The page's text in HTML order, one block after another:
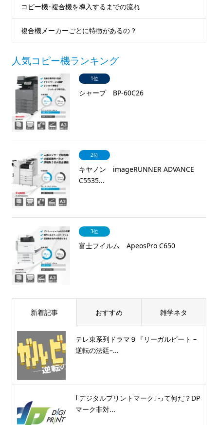
コピー機･複合機を導入するまでの流れ
複合機メーカーごとに特徴があるの？
人気コピー機ランキング
1位
シャープ BP-60C26
2位
キヤノン imageRUNNER ADVANCE
C5535...
3位
富士フイルム ApeosPro C650
新着記事 おすすめ 雑学ネタ
テレ東系列ドラマ９『リーガルビート –
逆転の法廷–...
｢デジタルプリントマーク｣って何だ？DP
マーク非対...